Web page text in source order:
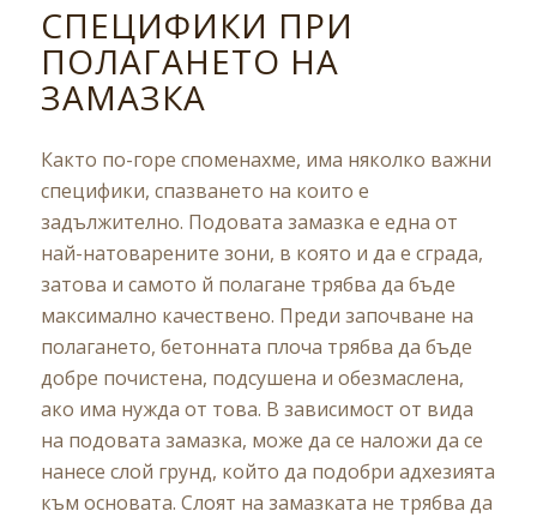
СПЕЦИФИКИ ПРИ
ПОЛАГАНЕТО НА
ЗАМАЗКА
Както по-горе споменахме, има няколко важни
специфики, спазването на които е
задължително. Подовата замазка е една от
най-натоварените зони, в която и да е сграда,
затова и самото й полагане трябва да бъде
максимално качествено. Преди започване на
полагането, бетонната плоча трябва да бъде
добре почистена, подсушена и обезмаслена,
ако има нужда от това. В зависимост от вида
на подовата замазка, може да се наложи да се
нанесе слой грунд, който да подобри адхезията
към основата. Слоят на замазката не трябва да